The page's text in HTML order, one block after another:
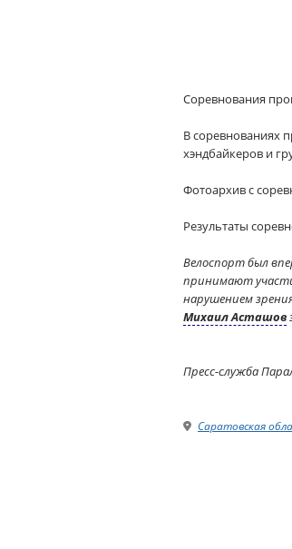
Соревнования
В соревнованиях
хэндбайкеров и
Фотоархив с
Результаты
Велоспорт был
принимают
нарушением
Михаил Асташов
Пресс-служба
Саратовская